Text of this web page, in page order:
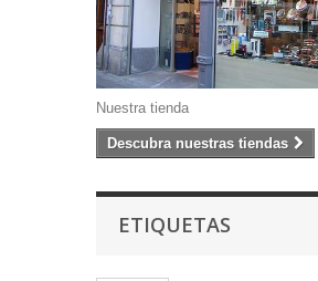
Nuestra tienda
Descubra nuestras tiendas
ETIQUETAS